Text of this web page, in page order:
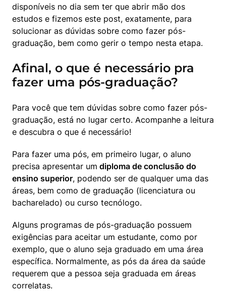
disponíveis no dia sem ter que abrir mão dos
estudos e fizemos este post, exatamente, para
solucionar as dúvidas sobre como fazer pós-
graduação, bem como gerir o tempo nesta etapa.
Afinal, o que é necessário pra
fazer uma pós-graduação?
Para você que tem dúvidas sobre como fazer pós-
graduação, está no lugar certo. Acompanhe a leitura
e descubra o que é necessário!
Para fazer uma pós, em primeiro lugar, o aluno
precisa apresentar um diploma de conclusão do
ensino superior, podendo ser de qualquer uma das
áreas, bem como de graduação (licenciatura ou
bacharelado) ou curso tecnólogo.
Alguns programas de pós-graduação possuem
exigências para aceitar um estudante, como por
exemplo, que o aluno seja graduado em uma área
específica. Normalmente, as pós da área da saúde
requerem que a pessoa seja graduada em áreas
correlatas.